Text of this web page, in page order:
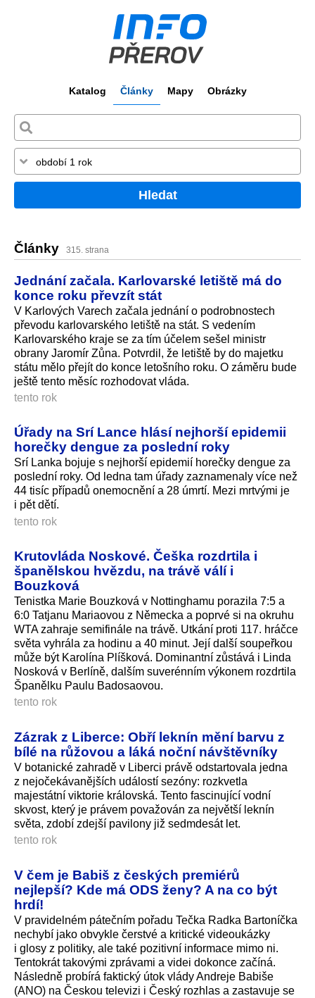
Katalog Články Mapy Obrázky
Hledat
Články 315. strana
Jednání začala. Karlovarské letiště má do
konce roku převzít stát
V Karlových Varech začala jednání o podrobnostech
převodu karlovarského letiště na stát. S vedením
Karlovarského kraje se za tím účelem sešel ministr
obrany Jaromír Zůna. Potvrdil, že letiště by do majetku
státu mělo přejít do konce letošního roku. O záměru bude
ještě tento měsíc rozhodovat vláda.
tento rok
Úřady na Srí Lance hlásí nejhorší epidemii
horečky dengue za poslední roky
Srí Lanka bojuje s nejhorší epidemií horečky dengue za
poslední roky. Od ledna tam úřady zaznamenaly více než
44 tisíc případů onemocnění a 28 úmrtí. Mezi mrtvými je
i pět dětí.
tento rok
Krutovláda Noskové. Češka rozdrtila i
španělskou hvězdu, na trávě válí i
Bouzková
Tenistka Marie Bouzková v Nottinghamu porazila 7:5 a
6:0 Tatjanu Mariaovou z Německa a poprvé si na okruhu
WTA zahraje semifinále na trávě. Utkání proti 117. hráčce
světa vyhrála za hodinu a 40 minut. Její další soupeřkou
může být Karolína Plíšková. Dominantní zůstává i Linda
Nosková v Berlíně, dalším suverénním výkonem rozdrtila
Španělku Paulu Badosaovou.
tento rok
Zázrak z Liberce: Obří leknín mění barvu z
bílé na růžovou a láká noční návštěvníky
V botanické zahradě v Liberci právě odstartovala jedna
z nejočekávanějších událostí sezóny: rozkvetla
majestátní viktorie královská. Tento fascinující vodní
skvost, který je právem považován za největší leknín
světa, zdobí zdejší pavilony již sedmdesát let.
tento rok
V čem je Babiš z českých premiérů
nejlepší? Kde má ODS ženy? A na co být
hrdí!
V pravidelném pátečním pořadu Tečka Radka Bartoníčka
nechybí jako obvykle čerstvé a kritické videoukázky
i glosy z politiky, ale také pozitivní informace mimo ni.
Tentokrát takovými zprávami a videi dokonce začíná.
Následně probírá faktický útok vlády Andreje Babiše
(ANO) na Českou televizi i Český rozhlas a zastavuje se